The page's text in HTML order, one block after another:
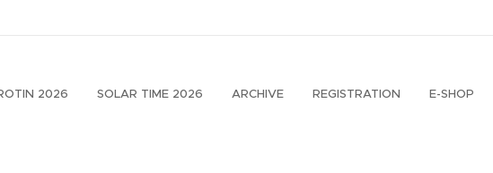
2026 SOLAR TIME 2026 ARCHIVE REGISTRATION E-SHOP